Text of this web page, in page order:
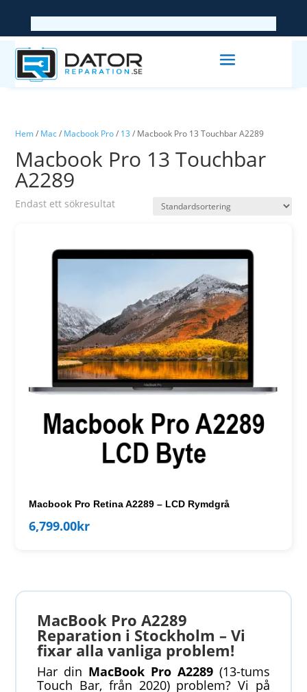
Hem/ Mac/ Macbook Pro/ 13 / Macbook Pro 13 Touchbar A2289
Macbook Pro 13 Touchbar
A2289
Endast ett sökresultat
Macbook Pro Retina A2289 – LCD Rymdgrå
6,799.00kr
MacBook Pro A2289
Reparation i Stockholm – Vi
fixar alla vanliga problem!
Har din MacBook Pro A2289(13-tums
Touch Bar, från 2020) problem? Vi på